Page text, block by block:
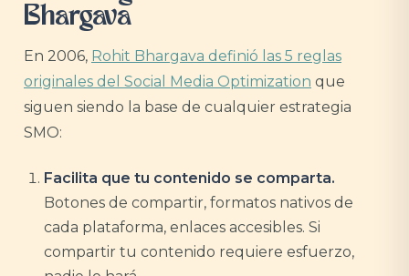
Bhargava
En 2006, Rohit Bhargava definió las 5 reglas
originales del Social Media Optimization que
siguen siendo la base de cualquier estrategia
SMO:
Facilita que tu contenido se comparta.
Botones de compartir, formatos nativos de
cada plataforma, enlaces accesibles. Si
compartir tu contenido requiere esfuerzo,